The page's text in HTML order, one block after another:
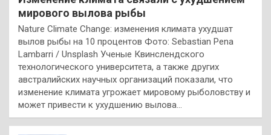
мирового вылова рыбы
Nature Climate Change: изменения климата ухудшат
вылов рыбы на 10 процентов Фото: Sebastian Pena
Lambarri / Unsplash Ученые Квинслендского
технологического университета, а также других
австралийских научных организаций показали, что
изменение климата угрожает мировому рыболовству и
может привести к ухудшению вылова…